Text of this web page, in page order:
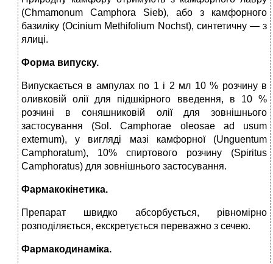
(Chmamonum Camphora Sieb), або з камфорного
базилі­ку (Ocinium Methifolium Nochst), синте­тичну — з
ялиці.
Форма випуску.
Випускається в ампулах по 1 і 2 мл 10 % розчину в
оливковій олії для підшкірного введення, в 10 %
розчині в соняшниковій олії для зовнішнього
застосування (Sol. Camphorae oleosae ad usum
externum), у вигляді мазі камфорної (Unguentum
Camphoratum), 10% спиртового розчину (Spiritus
Camphoratus) для зовнішнього застосування.
Фармакокінетика.
Препарат швид­ко абсорбується, рівномірно
розподіля­ється, екскретується переважно з сечею.
Фармакодинаміка.